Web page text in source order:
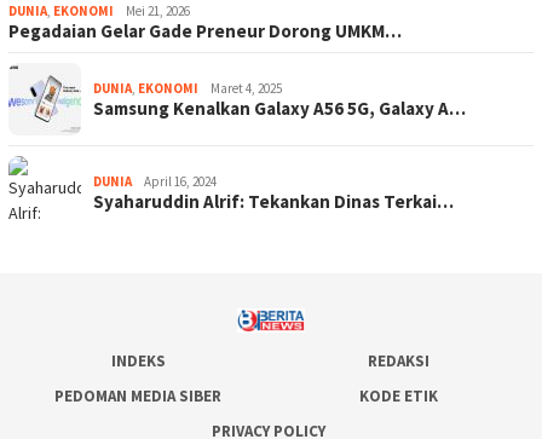
DUNIA, EKONOMI Mei 21, 2026
Pegadaian Gelar Gade Preneur Dorong UMKM…
DUNIA, EKONOMI Maret 4, 2025
Samsung Kenalkan Galaxy A56 5G, Galaxy A…
DUNIA April 16, 2024
Syaharuddin Alrif: Tekankan Dinas Terkai…
INDEKS
REDAKSI
PEDOMAN MEDIA SIBER
KODE ETIK
PRIVACY POLICY